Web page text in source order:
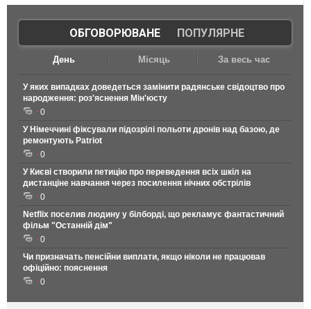
ОБГОВОРЮВАНЕ| ПОПУЛЯРНЕ
День Місяць За весь час
У яких випадках доведеться замінити радянське свідоцтво про
народження: роз'яснення Мін'юсту
0
У Німеччині фіксували підозрілі польоти дронів над базою, де
ремонтують Patriot
0
У Києві створили петицію про переведення всіх шкіл на
дистанціне навчання через посилення нічних обстрілів
0
Netflix поселив людину у білборді, що рекламує фантастичний
фільм "Останній дім"
0
Чи призначать пенсійни виплати, якщо ніколи не працював
офіційно: пояснення
0